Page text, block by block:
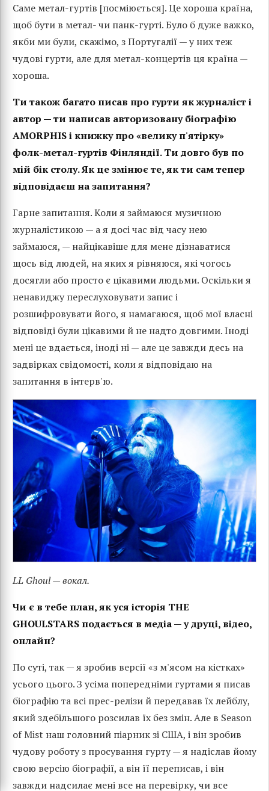
Саме метал-гуртів [посміюється]. Це хороша країна,
щоб бути в метал- чи панк-гурті. Було б дуже важко,
якби ми були, скажімо, з Португалії — у них теж
чудові гурти, але для метал-концертів ця країна —
хороша.
Ти також багато писав про гурти як журналіст і
автор — ти написав авторизовану біографію
AMORPHIS і книжку про «велику п'ятірку»
фолк-метал-гуртів Фінляндії. Ти довго був по
мій бік столу. Як це змінює те, як ти сам тепер
відповідаєш на запитання?
Гарне запитання. Коли я займаюся музичною
журналістикою — а я досі час від часу нею
займаюся, — найцікавіше для мене дізнаватися
щось від людей, на яких я рівняюся, які чогось
досягли або просто є цікавими людьми. Оскільки я
ненавиджу переслуховувати запис і
розшифровувати його, я намагаюся, щоб мої власні
відповіді були цікавими й не надто довгими. Іноді
мені це вдається, іноді ні — але це завжди десь на
задвірках свідомості, коли я відповідаю на
запитання в інтерв'ю.
LL Ghoul — вокал.
Чи є в тебе план, як уся історія THE
GHOULSTARS подається в медіа — у друці, відео,
онлайн?
По суті, так — я зробив версії «з м'ясом на кістках»
усього цього. З усіма попередніми гуртами я писав
біографію та всі прес-релізи й передавав їх лейблу,
який здебільшого розсилав їх без змін. Але в Season
of Mist наш головний піарник зі США, і він зробив
чудову роботу з просування гурту — я надіслав йому
свою версію біографії, а він її переписав, і він
завжди надсилає мені все на перевірку, чи все